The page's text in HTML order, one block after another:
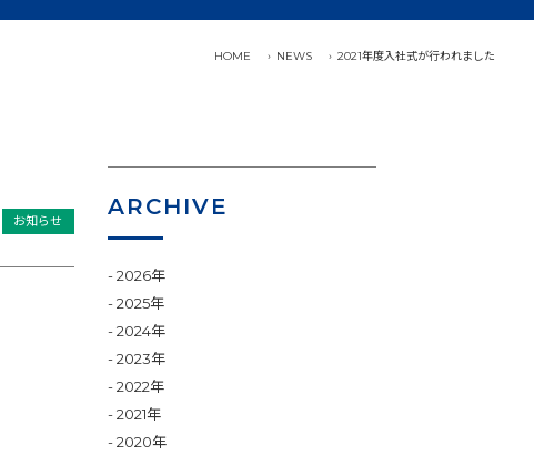
HOME NEWS 2021年度入社式が行われました
お知らせ
ARCHIVE
2026年
2025年
2024年
2023年
2022年
2021年
2020年